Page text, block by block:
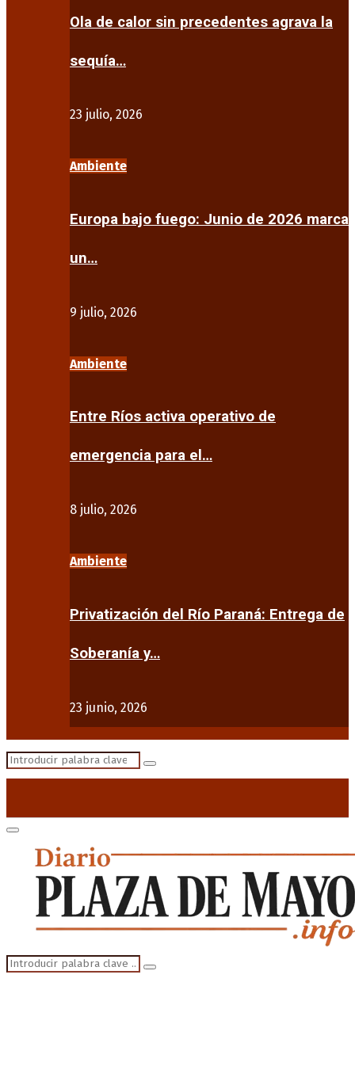
Ola de calor sin precedentes agrava la
sequía…
23 julio, 2026
Ambiente
Europa bajo fuego: Junio de 2026 marca
un…
9 julio, 2026
Ambiente
Entre Ríos activa operativo de
emergencia para el…
8 julio, 2026
Ambiente
Privatización del Río Paraná: Entrega de
Soberanía y…
23 junio, 2026
Search
Search
Primary
Menu
Search
for:
Search